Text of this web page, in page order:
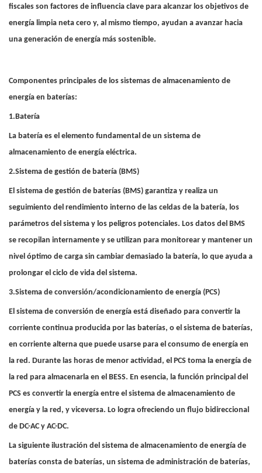
fiscales son factores de influencia clave para alcanzar los objetivos de
energía limpia neta cero y, al mismo tiempo, ayudan a avanzar hacia
una generación de energía más sostenible.
Componentes principales de los sistemas de almacenamiento de
energía en baterías:
1.Batería
La batería es el elemento fundamental de un sistema de
almacenamiento de energía eléctrica.
2.Sistema de gestión de batería (BMS)
El sistema de gestión de baterías (BMS) garantiza y realiza un
seguimiento del rendimiento interno de las celdas de la batería, los
parámetros del sistema y los peligros potenciales. Los datos del BMS
se recopilan internamente y se utilizan para monitorear y mantener un
nivel óptimo de carga sin cambiar demasiado la batería, lo que ayuda a
prolongar el ciclo de vida del sistema.
3.Sistema de conversión/acondicionamiento de energía (PCS)
El sistema de conversión de energía está diseñado para convertir la
corriente continua producida por las baterías, o el sistema de baterías,
en corriente alterna que puede usarse para el consumo de energía en
la red. Durante las horas de menor actividad, el PCS toma la energía de
la red para almacenarla en el BESS. En esencia, la función principal del
PCS es convertir la energía entre el sistema de almacenamiento de
energía y la red, y viceversa. Lo logra ofreciendo un flujo bidireccional
de DC-AC y AC-DC.
La siguiente ilustración del sistema de almacenamiento de energía de
baterías consta de baterías, un sistema de administración de baterías,